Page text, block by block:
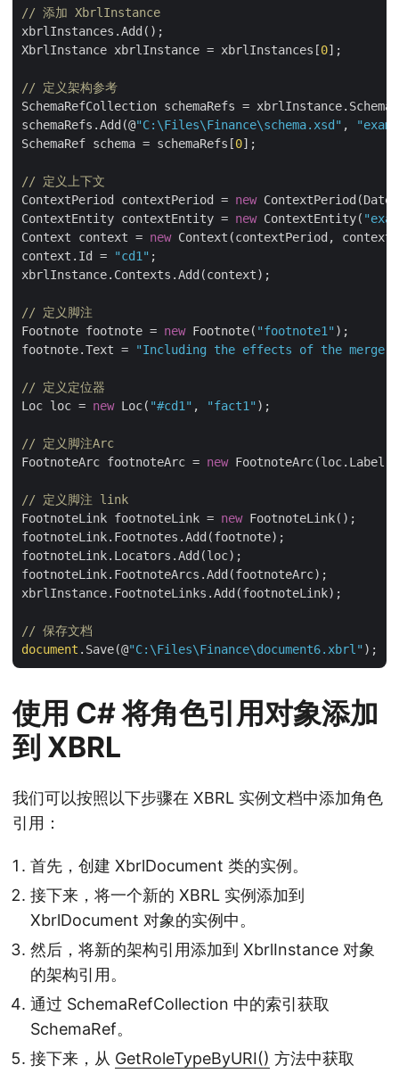
// 添加 XbrlInstance
xbrlInstances.Add();
XbrlInstance xbrlInstance = xbrlInstances[0];
// 定义架构参考
SchemaRefCollection schemaRefs =
schemaRefs.Add(@"C:\Files\Finance\schema.xsd" ,
SchemaRef schema = schemaRefs[0];
// 定义上下文
ContextPeriod contextPeriod = new
ContextEntity contextEntity = new ContextEntity(
Context context = new Context(contextPeriod,
context.Id =
"cd1" ;
xbrlInstance.Contexts.Add(context);
// 定义脚注
Footnote footnote = new Footnote( "footnote1" );
footnote.Text =
"Including the effects of the
// 定义定位器
Loc loc = new Loc( "#cd1" , "fact1" );
// 定义脚注Arc
FootnoteArc footnoteArc = new FootnoteArc(loc.Label,
// 定义脚注 link
FootnoteLink footnoteLink = new FootnoteLink();
footnoteLink.Footnotes.Add(footnote);
footnoteLink.Locators.Add(loc);
footnoteLink.FootnoteArcs.Add(footnoteArc);
xbrlInstance.FootnoteLinks.Add(footnoteLink);
// 保存文档
document .Save(@"C:\Files\Finance\document6.xbrl"
使用 C# 将角色引用对象添加
到 XBRL
我们可以按照以下步骤在 XBRL 实例文档中添加角色
引用：
首先，创建 XbrlDocument 类的实例。
接下来，将一个新的 XBRL 实例添加到
XbrlDocument 对象的实例中。
然后，将新的架构引用添加到 XbrlInstance 对象
的架构引用。
通过 SchemaRefCollection 中的索引获取
SchemaRef。
接下来，从 GetRoleTypeByURI() 方法中获取